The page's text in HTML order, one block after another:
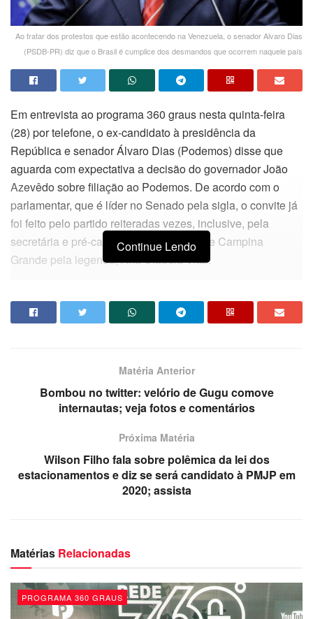
Ao tratar dos protestos que estão acontecendo na Venezuela, o senador Alvaro Dias
(PSDB-PR) diz que o Brasil é cumplice dos desmandos que ocorrem naquele país
Em entrevista ao programa 360 graus nesta quinta-feira
(28) por telefone, o ex-candidato à presidência da
República e senador Álvaro Dias (Podemos) disse que
aguarda com expectativa a decisão do governador João
Azevêdo sobre filiação ao Podemos. De acordo com o
parlamentar, que é líder no Senado pela sigla, o convite já
foi feito pelo partido reiteradas vezes, inclusive, pela
secretária e pré-candidata à Prefeitura de Campina
Grande pela legenda, Ana Cláudia Vital.
deve ser tomada daqui para o final do ano. A crise
socialista começou após a dissolução do diretório
tratou também de outros assuntos.Ouça:
Continue Lendo
Matéria Anterior
Bombou no twitter: velório de Gugu comove
internautas; veja fotos e comentários
Próxima Matéria
Wilson Filho fala sobre polêmica da lei dos
estacionamentos e diz se será candidato à PMJP em
2020; assista
Matérias Relacionadas
PROGRAMA 360 GRAUS